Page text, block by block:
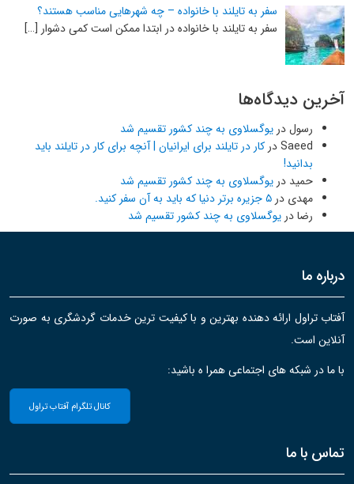
سفر به تایلند با خانواده – چه شهرهایی مناسب هستند؟
سفر به تایلند با خانواده در ابتدا ممکن است کمی دشوار […]
آخرین دیدگاه‌ها
رسولدر یوگسلاوی به چند کشور تقسیم شد
Saeedدر کار در تایلند برای ایرانیان | آنچه برای کار در تایلند باید
بدانید!
حمید در یوگسلاوی به چند کشور تقسیم شد
مهدی در ۵ جزیره برتر دنیا که باید به آن سفر کنید.
رضادر یوگسلاوی به چند کشور تقسیم شد
درباره ما
آفتاب تراول ارائه دهنده بهترین و با کیفیت ترین خدمات گردشگری به صورت
آنلاین است.
با ما در شبکه های اجتماعی همرا ه باشید:
کانال تلگرام آفتاب تراول
تماس با ما